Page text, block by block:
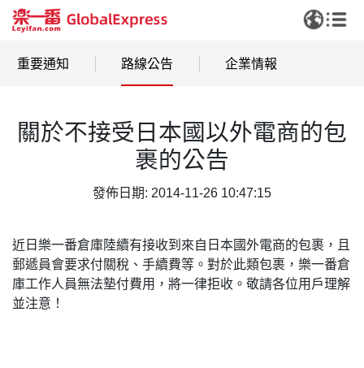
重要通知 路線公告 企業情報
關於不接受日本國以外電商的包
裹的公告
發佈日期: 2014-11-26 10:47:15
近日樂一番倉庫陸續有接收到來自日本國外電商的包裹，且
郵遞員會要求付關稅、手續費等。對於此類包裹，樂一番倉
庫工作人員無法墊付費用，將一律拒收。敬請各位用戶理解
並注意！